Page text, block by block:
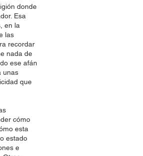
donde
Esa
en la
las
recordar
nada de
ese afán
unas
que
cómo
esta
estado
e